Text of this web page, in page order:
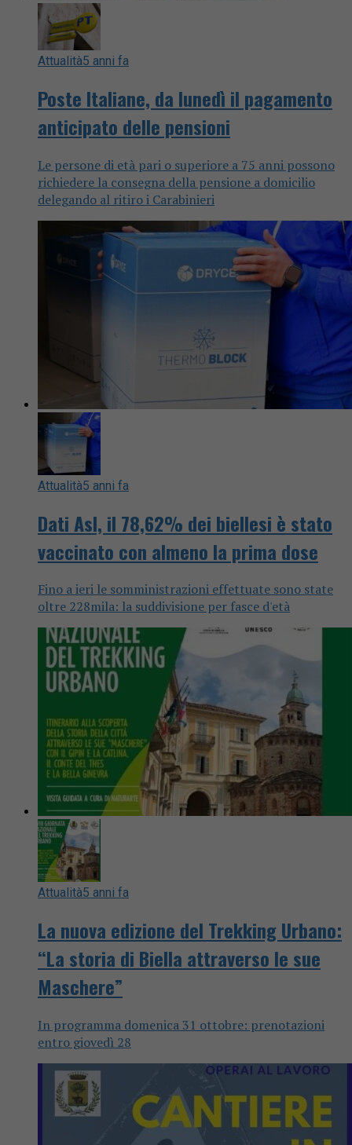
Attualità5 anni fa
Poste Italiane, da lunedì il pagamento
anticipato delle pensioni
Le persone di età pari o superiore a 75 anni possono
richiedere la consegna della pensione a domicilio
delegando al ritiro i Carabinieri
Attualità5 anni fa
Dati Asl, il 78,62% dei biellesi è stato
vaccinato con almeno la prima dose
Fino a ieri le somministrazioni effettuate sono state
oltre 228mila: la suddivisione per fasce d'età
Attualità5 anni fa
La nuova edizione del Trekking Urbano:
“La storia di Biella attraverso le sue
Maschere”
In programma domenica 31 ottobre: prenotazioni
entro giovedì 28